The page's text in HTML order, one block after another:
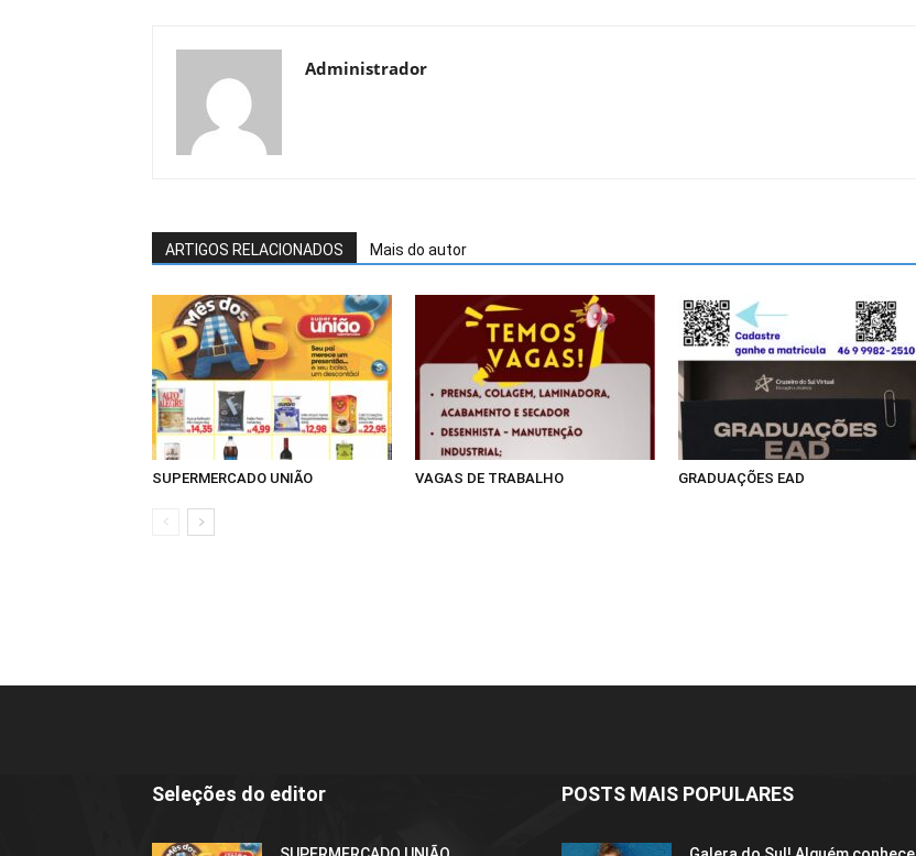
Administrador
ARTIGOS RELACIONADOS Mais do autor
SUPERMERCADO UNIÃO VAGAS DE TRABALHO GRADUAÇÕES EAD
Seleções do editor POSTS MAIS POPULARES